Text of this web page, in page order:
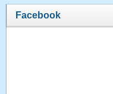
Facebook